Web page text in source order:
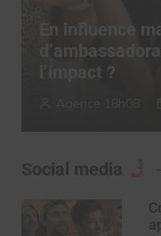
TERRITORY
“Authenticity
influence et
Social media